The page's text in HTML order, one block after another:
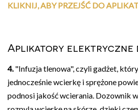
KLIKNIJ, ABY PRZEJŚĆ DO
Aplikatory elektryczne
4."Infuzja tlenowa", czyli gadżet,
jednocześnie wcierkę i sprężone
podnosi jakość wcierania. Dozownik